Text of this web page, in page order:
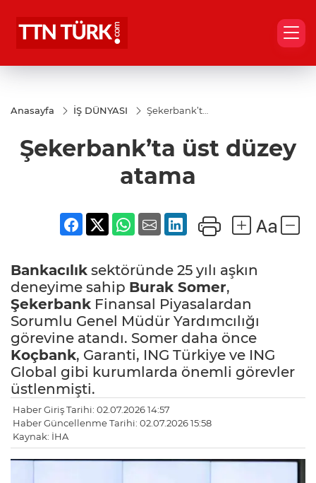
Anasayfa İŞ DÜNYASI
Şekerbank’ta
Şekerbank’ta üst düzey
atama
Bankacılık sektöründe 25 yılı aşkın
deneyime sahip Burak Somer,
Şekerbank Finansal Piyasalardan
Sorumlu Genel Müdür Yardımcılığı
görevine atandı. Somer daha önce
Koçbank, Garanti, ING Türkiye ve ING
Global gibi kurumlarda önemli görevler
üstlenmişti.
Haber Giriş Tarihi: 02.07.2026 14:57
Haber Güncellenme Tarihi: 02.07.2026 15:58
Kaynak: İHA